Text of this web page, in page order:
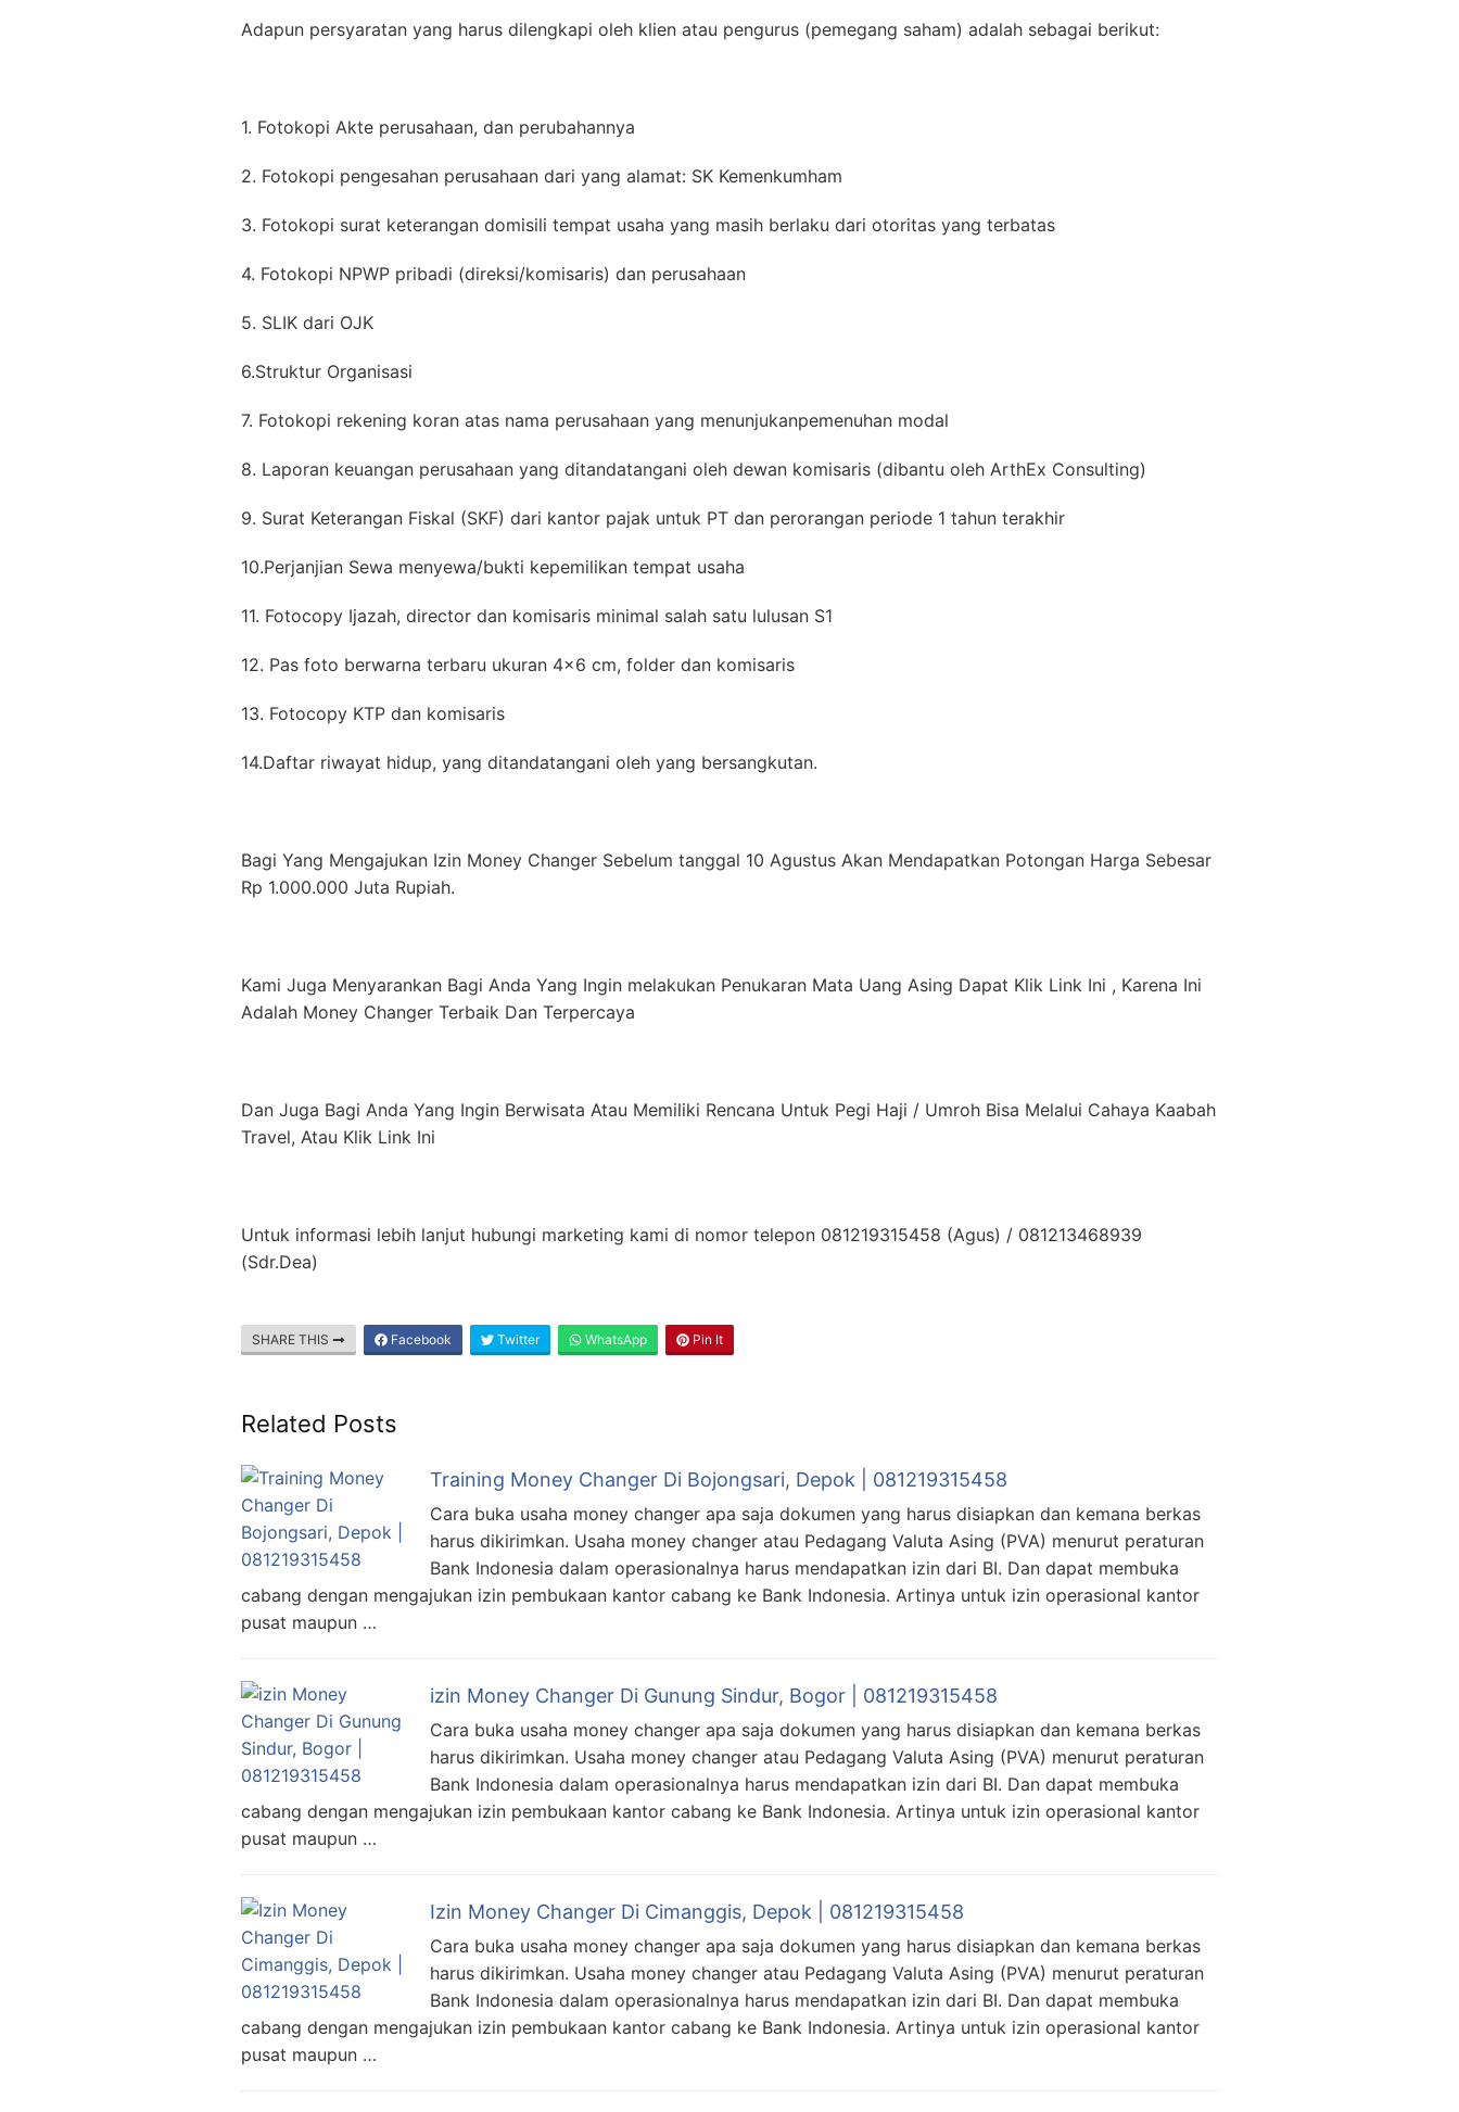
Adapun persyaratan yang harus dilengkapi oleh klien atau pengurus (pemegang saham) adalah sebagai berikut:
1. Fotokopi Akte perusahaan, dan perubahannya
2. Fotokopi pengesahan perusahaan dari yang alamat: SK Kemenkumham
3. Fotokopi surat keterangan domisili tempat usaha yang masih berlaku dari otoritas yang terbatas
4. Fotokopi NPWP pribadi (direksi/komisaris) dan perusahaan
5. SLIK dari OJK
6.Struktur Organisasi
7. Fotokopi rekening koran atas nama perusahaan yang menunjukanpemenuhan modal
8. Laporan keuangan perusahaan yang ditandatangani oleh dewan komisaris (dibantu oleh ArthEx Consulting)
9. Surat Keterangan Fiskal (SKF) dari kantor pajak untuk PT dan perorangan periode 1 tahun terakhir
10.Perjanjian Sewa menyewa/bukti kepemilikan tempat usaha
11. Fotocopy Ijazah, director dan komisaris minimal salah satu lulusan S1
12. Pas foto berwarna terbaru ukuran 4×6 cm, folder dan komisaris
13. Fotocopy KTP dan komisaris
14.Daftar riwayat hidup, yang ditandatangani oleh yang bersangkutan.
Bagi Yang Mengajukan Izin Money Changer Sebelum tanggal 10 Agustus Akan Mendapatkan Potongan Harga Sebesar
Rp 1.000.000 Juta Rupiah.
Kami Juga Menyarankan Bagi Anda Yang Ingin melakukan Penukaran Mata Uang Asing Dapat Klik Link Ini , Karena Ini
Adalah Money Changer Terbaik Dan Terpercaya
Dan Juga Bagi Anda Yang Ingin Berwisata Atau Memiliki Rencana Untuk Pegi Haji / Umroh Bisa Melalui Cahaya Kaabah
Travel, Atau Klik Link Ini
Untuk informasi lebih lanjut hubungi marketing kami di nomor telepon 081219315458 (Agus) / 081213468939
(Sdr.Dea)
SHARE THIS Facebook Twitter WhatsApp Pin It
Related Posts
Training Money Changer Di Bojongsari, Depok | 081219315458
Cara buka usaha money changer apa saja dokumen yang harus disiapkan dan kemana berkas
harus dikirimkan. Usaha money changer atau Pedagang Valuta Asing (PVA) menurut peraturan
Bank Indonesia dalam operasionalnya harus mendapatkan izin dari BI. Dan dapat membuka
cabang dengan mengajukan izin pembukaan kantor cabang ke Bank Indonesia. Artinya untuk izin operasional kantor
pusat maupun …
izin Money Changer Di Gunung Sindur, Bogor | 081219315458
Cara buka usaha money changer apa saja dokumen yang harus disiapkan dan kemana berkas
harus dikirimkan. Usaha money changer atau Pedagang Valuta Asing (PVA) menurut peraturan
Bank Indonesia dalam operasionalnya harus mendapatkan izin dari BI. Dan dapat membuka
cabang dengan mengajukan izin pembukaan kantor cabang ke Bank Indonesia. Artinya untuk izin operasional kantor
pusat maupun …
Izin Money Changer Di Cimanggis, Depok | 081219315458
Cara buka usaha money changer apa saja dokumen yang harus disiapkan dan kemana berkas
harus dikirimkan. Usaha money changer atau Pedagang Valuta Asing (PVA) menurut peraturan
Bank Indonesia dalam operasionalnya harus mendapatkan izin dari BI. Dan dapat membuka
cabang dengan mengajukan izin pembukaan kantor cabang ke Bank Indonesia. Artinya untuk izin operasional kantor
pusat maupun …